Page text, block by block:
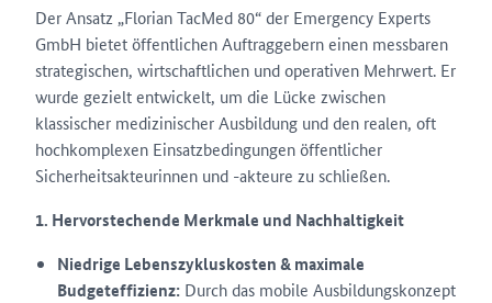
Der Ansatz „Florian TacMed 80“ der Emergency Experts
GmbH bietet öffentlichen Auftraggebern einen messbaren
strategischen, wirtschaftlichen und operativen Mehrwert. Er
wurde gezielt entwickelt, um die Lücke zwischen
klassischer medizinischer Ausbildung und den realen, oft
hochkomplexen Einsatzbedingungen öffentlicher
Sicherheitsakteurinnen und -akteure zu schließen.
1. Hervorstechende Merkmale und Nachhaltigkeit
Niedrige Lebenszykluskosten & maximale
Budgeteffizienz: Durch das mobile Ausbildungskonzept